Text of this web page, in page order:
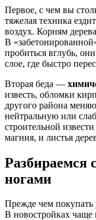
Первое, с чем вы
тяжелая техника
воздух. Корням
В
пробиться вглубь,
слое, где быстро
Вторая беда —
известь, обломки
другого района
нейтральную или
строительной
магния, и листья
Разбираемся
ногами
Прежде чем покупать
В новостройках чаще